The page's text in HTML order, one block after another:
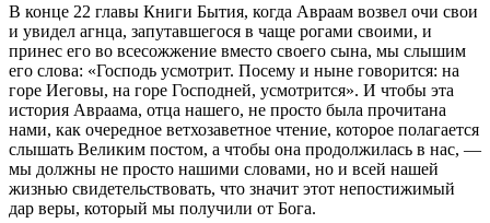
В конце 22 главы Книги Бытия, когда Авраам возвел очи свои
и увидел агнца, запутавшегося в чаще рогами своими, и
принес его во всесожжение вместо своего сына, мы слышим
его слова: «Господь усмотрит. Посему и ныне говорится: на
горе Иеговы, на горе Господней, усмотрится». И чтобы эта
история Авраама, отца нашего, не просто была прочитана
нами, как очередное ветхозаветное чтение, которое полагается
слышать Великим постом, а чтобы она продолжилась в нас, —
мы должны не просто нашими словами, но и всей нашей
жизнью свидетельствовать, что значит этот непостижимый
дар веры, который мы получили от Бога.